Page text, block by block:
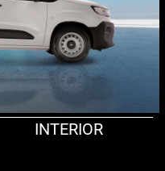
INTERIOR